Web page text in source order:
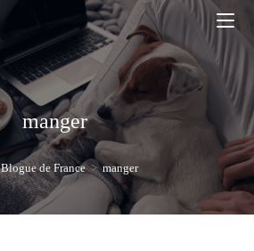
manger
Blogue de France > manger